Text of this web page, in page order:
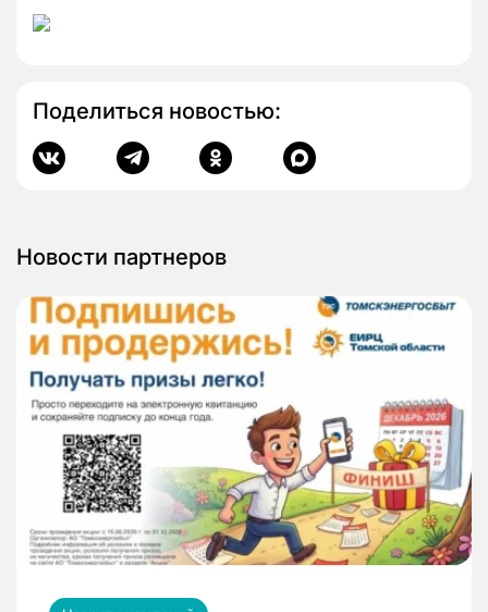
Поделиться новостью:
Новости партнеров